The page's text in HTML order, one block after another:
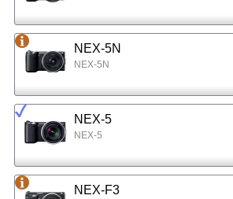
NEX-5N
NEX-5N
NEX-5
NEX-5
NEX-F3